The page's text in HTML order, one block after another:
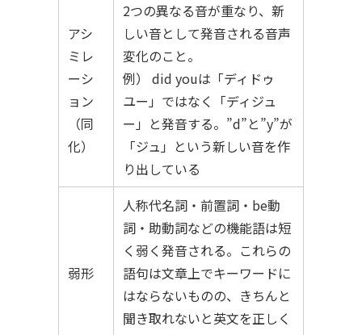
アシ
ミレ
ーシ
ョン
（同
化）
2つの異なる音が重なり、新
しい音として発音される音声
変化のこと。
例） did youは「ディドゥ
ユー」ではなく「ディジュ
ー」と発音する。”d”と”y”が
「ジュ」という新しい音を作
り出している
弱形
人称代名詞・前置詞・be動
詞・助動詞などの機能語は短
く弱く発音される。これらの
語句は文章上でキーワードに
はならないものの、きちんと
聞き取れないと英文を正しく